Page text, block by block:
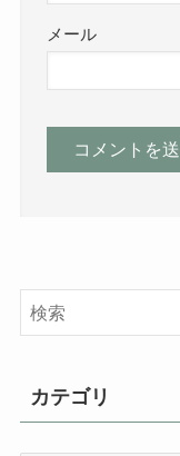
メール
カテゴリ